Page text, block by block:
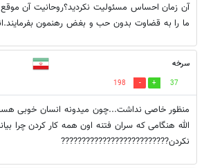
آن زمان احساس مسئولیت نکردید؟روحانیت آن موقع
ما را به قضاوت بدون حب و بغض رهنمون
سرخه
37
198
منظور خاصی نداشت...چون میدونه انسان خوبی
الله هنگامی که سران فتنه اون همه کار کردن چرا
نکردن??????????????????????????